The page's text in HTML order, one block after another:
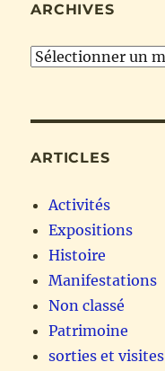
ARCHIVES
Archives
ARTICLES
Activités
Expositions
Histoire
Manifestations
Non classé
Patrimoine
sorties et visites